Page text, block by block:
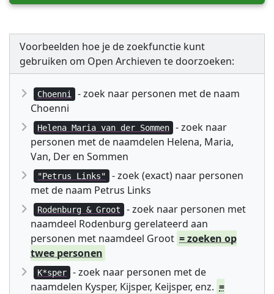
Voorbeelden hoe je de zoekfunctie kunt
gebruiken om Open Archieven te doorzoeken:
Choenni
- zoek naar personen met de naam
Choenni
Helena Maria van der Sommen
- zoek naar
personen met de naamdelen Helena, Maria,
Van, Der en Sommen
"Petrus Links"
- zoek (exact) naar personen
met de naam Petrus Links
Rodenburg & Groot
- zoek naar personen met
naamdeel Rodenburg gerelateerd aan
personen met naamdeel Groot = zoeken op
twee personen
K*sper
- zoek naar personen met de
naamdelen Kysper, Kijsper, Keijsper, enz. =